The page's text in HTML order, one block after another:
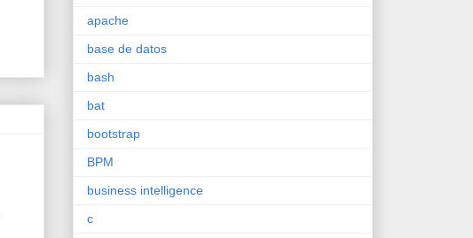
apache
base de datos
bash
bat
bootstrap
BPM
business intelligence
c